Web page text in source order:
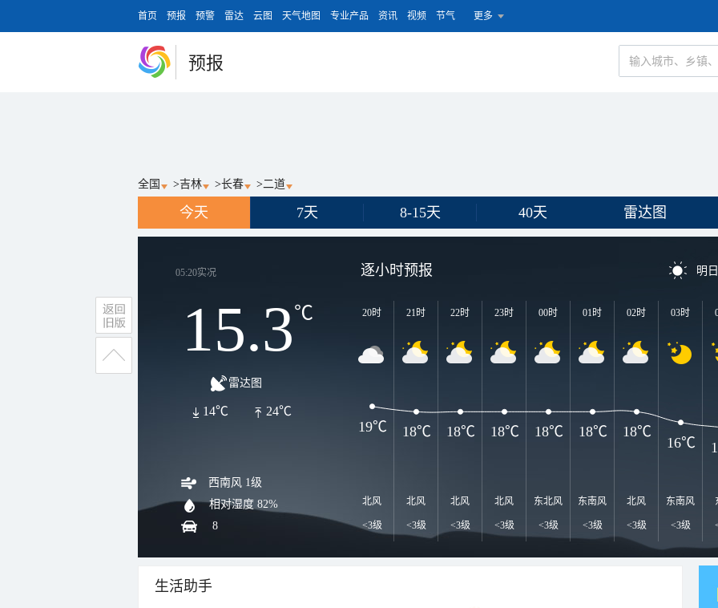
首页 预报 预警 雷达 云图 天气地图 专业产品 资讯 视频 节气 更多
预报
全国 >吉林 >长春 >二道
今天 7天 8-15天 40天 雷达图
05:20实况
15.3℃
雷达图
24℃
14℃
西南风 1级
相对湿度 82%
8
逐小时预报 明
20时
北风
<3级
21时
北风
<3级
22时
北风
<3级
23时
北风
<3级
00时
东北风
<3级
01时
东南风
<3级
02时
北风
<3级
03时
东南风
<3级
19℃ 18℃ 18℃ 18℃ 18℃ 18℃ 18℃
16℃
生活助手